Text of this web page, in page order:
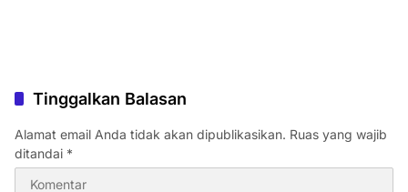
Tinggalkan Balasan
Alamat email Anda tidak akan dipublikasikan. Ruas yang wajib
ditandai *